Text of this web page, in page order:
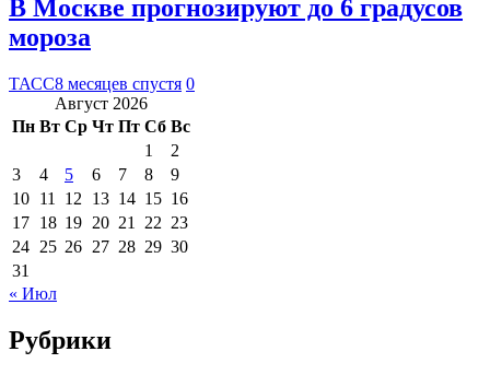
В Москве прогнозируют до 6 градусов
мороза
ТАСС8 месяцев спустя 0
Август 2026
Пн Вт Ср Чт Пт Сб Вс
1
2
3
4 5 6 7 8
9
10 11 12 13 14 15 16
17 18 19 20 21 22 23
24 25 26 27 28 29 30
31
« Июл
Рубрики